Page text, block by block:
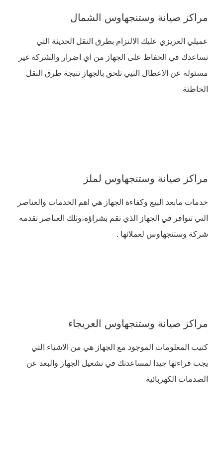
مراكز صيانة وستنجهاوس الشمال
عميلي العزيزي عليك الالتزام بطرق النقل الحديثة التي
تساعدك في الحفاظ على الجهاز من اي اضرار والشركة غير
مسئولة عن الاعطال التيي تلحق بالجهاز نتيجة طرق النقل
الخاطئة
مراكز صيانة وستنجهاوس لملز
خدمات مابعد البيع وكفاءة الجهاز هي اهم الخدمات والعناصر
التي تتوافر في الجهاز الذي تقم بشراؤه،وتلك العناصر تقدمه
شركة وستنجهاوس لعملائها .
مراكز صيانة وستنجهاوس العريجاء
كتيب المعلومات الموجود مع الجهاز هي من الاشياء التي
يجب قراءتها جيدا لمساعدتك في تشغيل الجهاز والبعد عن
الصدمات الكهربائية